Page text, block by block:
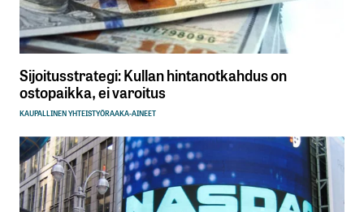
Sijoitusstrategi: Kullan hintanotkahdus on
ostopaikka, ei varoitus
KAUPALLINEN YHTEISTYÖRAAKA-AINEET